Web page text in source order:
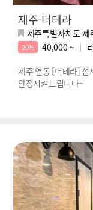
제주-더테라
제주특별자치도
20% 40,000 ~
제주 연동 [더테라] 섬
안정시켜드립니다~